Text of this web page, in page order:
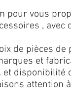
pour vous
,
de pièces
et
et
attention